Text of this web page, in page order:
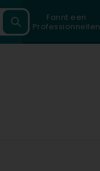
Fannt een
Professionnellen